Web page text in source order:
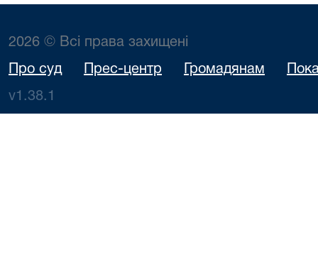
2026 © Всі права захищені
Про суд Прес-центр Громадянам
v1.38.1